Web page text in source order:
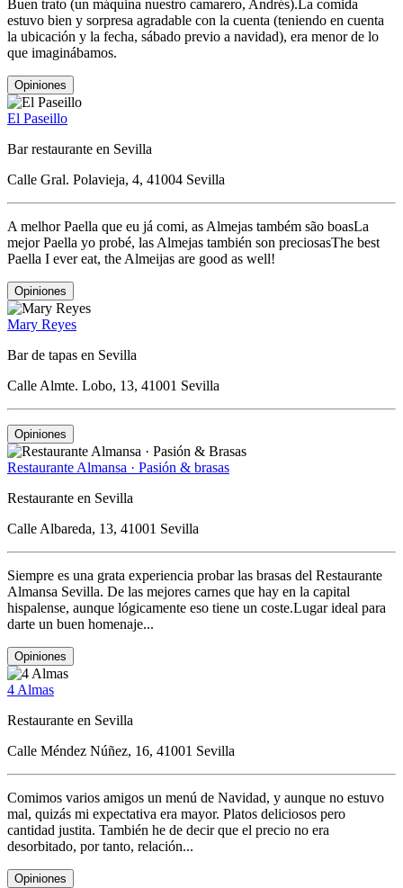
Buen trato (un máquina nuestro camarero, Andrés).La comida
estuvo bien y sorpresa agradable con la cuenta (teniendo en cuenta
la ubicación y la fecha, sábado previo a navidad), era menor de lo
que imaginábamos.
Opiniones
El Paseillo
Bar restaurante en Sevilla
Calle Gral. Polavieja, 4, 41004 Sevilla
A melhor Paella que eu já comi, as Almejas também são boasLa
mejor Paella yo probé, las Almejas también son preciosasThe best
Paella I ever eat, the Almeijas are good as well!
Opiniones
Mary Reyes
Bar de tapas en Sevilla
Calle Almte. Lobo, 13, 41001 Sevilla
Opiniones
Restaurante Almansa · Pasión & brasas
Restaurante en Sevilla
Calle Albareda, 13, 41001 Sevilla
Siempre es una grata experiencia probar las brasas del Restaurante
Almansa Sevilla. De las mejores carnes que hay en la capital
hispalense, aunque lógicamente eso tiene un coste.Lugar ideal para
darte un buen homenaje...
Opiniones
4 Almas
Restaurante en Sevilla
Calle Méndez Núñez, 16, 41001 Sevilla
Comimos varios amigos un menú de Navidad, y aunque no estuvo
mal, quizás mi expectativa era mayor. Platos deliciosos pero
cantidad justita. También he de decir que el precio no era
desorbitado, por tanto, relación...
Opiniones